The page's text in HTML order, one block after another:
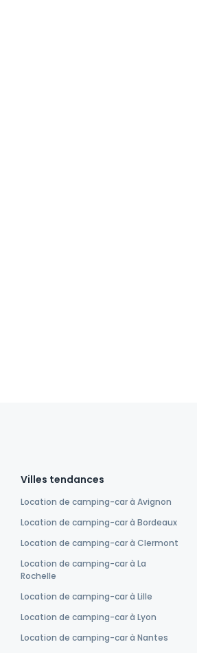
Villes tendances
Location de camping-car à Avignon
Location de camping-car à Bordeaux
Location de camping-car à Clermont
Location de camping-car à La
Rochelle
Location de camping-car à Lille
Location de camping-car à Lyon
Location de camping-car à Nantes